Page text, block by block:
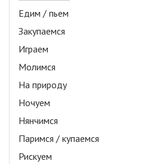
Едим / пьем
Закупаемся
Играем
Молимся
На природу
Ночуем
Нянчимся
Паримся / купаемся
Рискуем